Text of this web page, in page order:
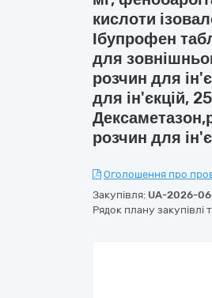
кислоти
Ібупрофен
для
розчин для
для ін'єкцій,
розчин для
Оголошення про
Закупівля: UA-2026-
Рядок плану закупівлі